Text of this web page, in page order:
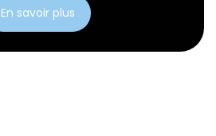
En savoir plus